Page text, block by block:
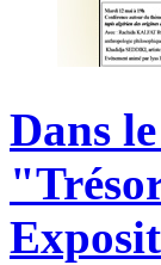
Dans le